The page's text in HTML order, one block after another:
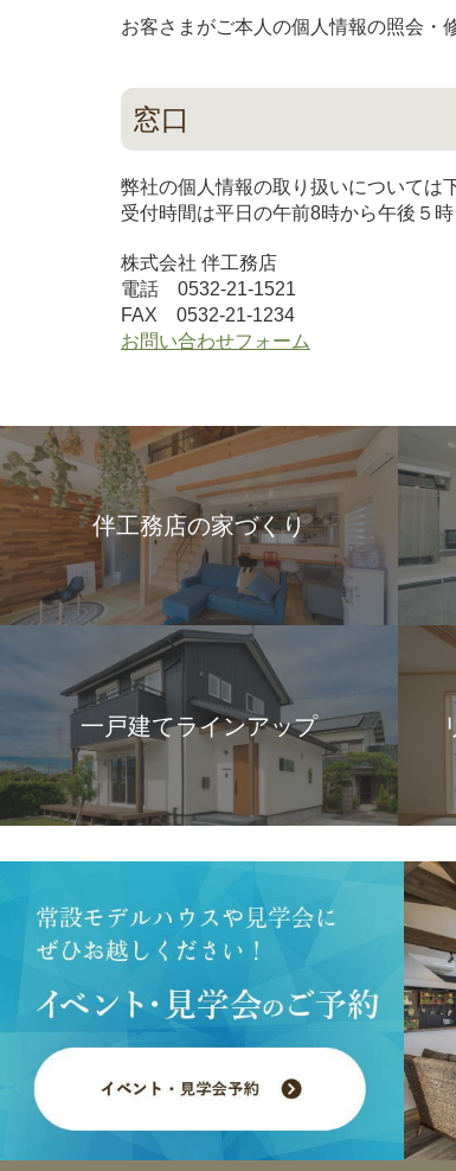
お客さまがご本人の個人情報の照会・
窓口
弊社の個人情報の取り扱いについては
受付時間は平日の午前8時から午後５時
株式会社 伴工務店
電話 0532-21-1521
FAX 0532-21-1234
お問い合わせフォーム
伴工務店の家づくり
一戸建てラインアップ